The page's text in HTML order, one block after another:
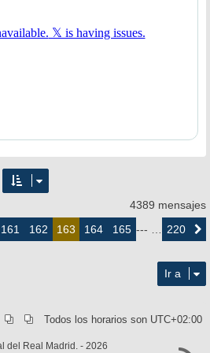
4389 mensajes
161 162 163 164 165 --- … 220
Ir a
Todos los horarios son UTC+02:00
del Real Madrid. - 2026